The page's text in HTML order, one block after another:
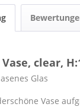
clear,
Glas
Vase